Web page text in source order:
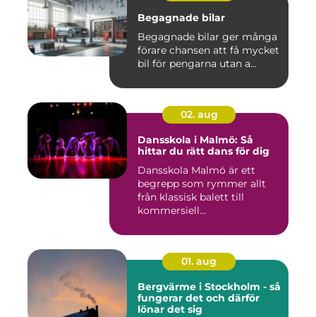
Begagnade bilar
Begagnade bilar ger många
förare chansen att få mycket
bil för pengarna utan a...
02. aug
Dansskola i Malmö: Så
hittar du rätt dans för dig
Dansskola Malmö är ett
begrepp som rymmer allt
från klassisk balett till
kommersiell...
01. aug
Bergvärme i Stockholm - så
fungerar det och därför
lönar det sig